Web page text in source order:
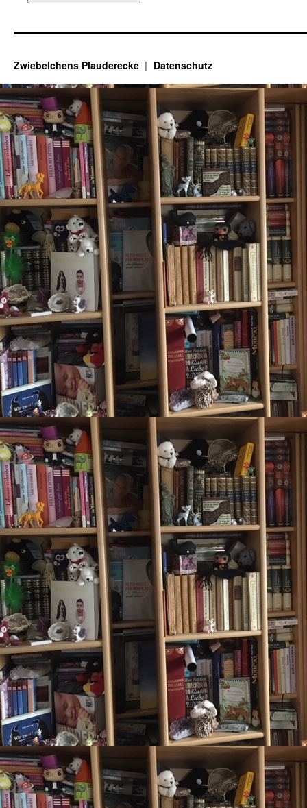
Zwiebelchens Plauderecke Datenschutz